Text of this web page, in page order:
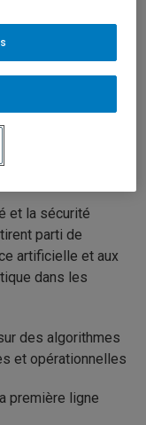
avancée et aide à
de recherche
qui mettent
les premiers
et la sécurité
parti de
artificielle et aux
dans les
des algorithmes
et opérationnelles
première ligne